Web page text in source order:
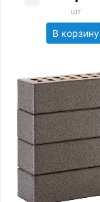
шт
В корзину